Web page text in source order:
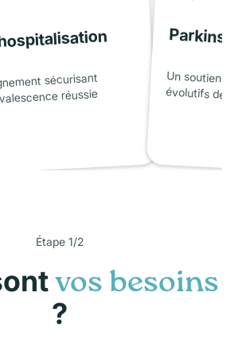
sécurisant
réussie
Un soutien
évolutifs de
Étape 1/2
vos besoins
?